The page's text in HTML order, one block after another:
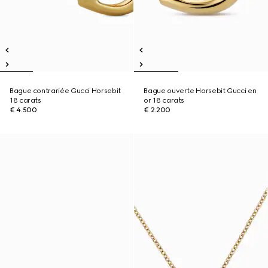
Bague contrariée Gucci Horsebit
18 carats
€ 4.500
Bague ouverte Horsebit Gucci en
or 18 carats
€ 2.200